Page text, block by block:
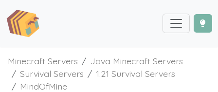
Minecraft Servers
Java Minecraft Servers
Survival Servers
1.21 Survival Servers
MindOfMine